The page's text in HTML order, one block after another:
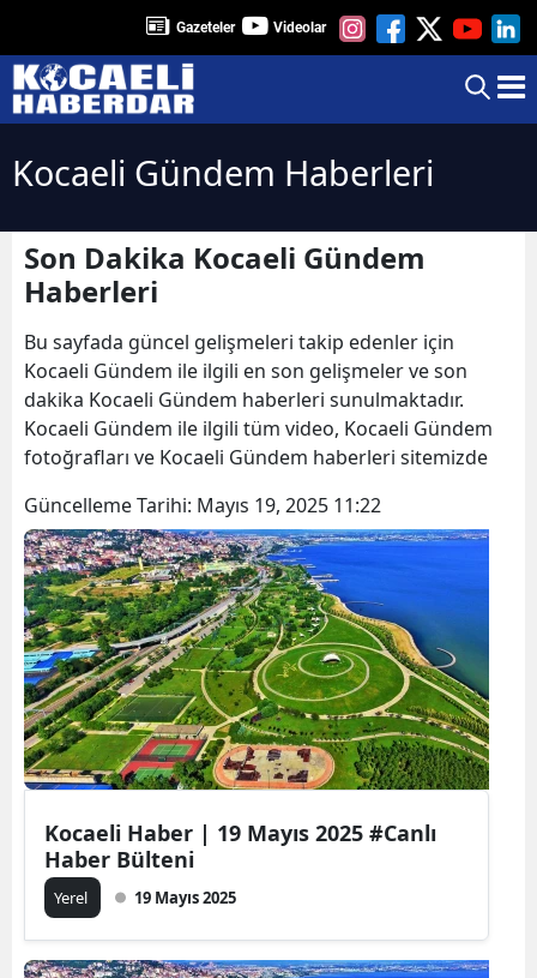
Gazeteler Videolar
Kocaeli Gündem Haberleri
Son Dakika Kocaeli Gündem
Haberleri
Bu sayfada güncel gelişmeleri takip edenler için
Kocaeli Gündem ile ilgili en son gelişmeler ve son
dakika Kocaeli Gündem haberleri sunulmaktadır.
Kocaeli Gündem ile ilgili tüm video, Kocaeli Gündem
fotoğrafları ve Kocaeli Gündem haberleri sitemizde
Güncelleme Tarihi: Mayıs 19, 2025 11:22
Kocaeli Haber | 19 Mayıs 2025 #Canlı
Haber Bülteni
Yerel 19 Mayıs 2025